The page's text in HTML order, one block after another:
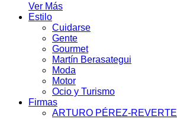
Ver Más
Estilo
Cuidarse
Gente
Gourmet
Martín Berasategui
Moda
Motor
Ocio y Turismo
Firmas
ARTURO PÉREZ-REVERTE